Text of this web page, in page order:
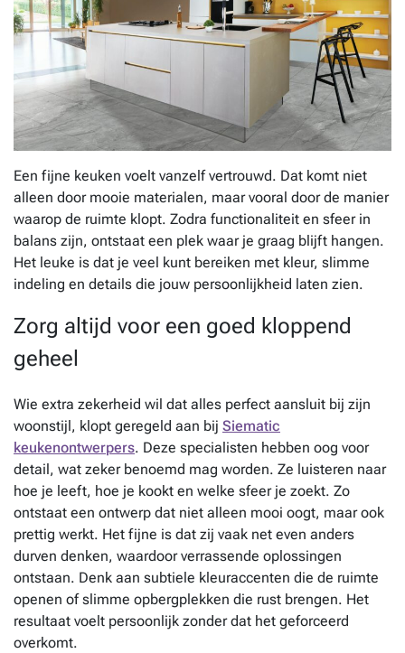
Een fijne keuken voelt vanzelf vertrouwd. Dat komt niet
alleen door mooie materialen, maar vooral door de manier
waarop de ruimte klopt. Zodra functionaliteit en sfeer in
balans zijn, ontstaat een plek waar je graag blijft hangen.
Het leuke is dat je veel kunt bereiken met kleur, slimme
indeling en details die jouw persoonlijkheid laten zien.
Zorg altijd voor een goed kloppend
geheel
Wie extra zekerheid wil dat alles perfect aansluit bij zijn
woonstijl, klopt geregeld aan bij Siematic
keukenontwerpers. Deze specialisten hebben oog voor
detail, wat zeker benoemd mag worden. Ze luisteren naar
hoe je leeft, hoe je kookt en welke sfeer je zoekt. Zo
ontstaat een ontwerp dat niet alleen mooi oogt, maar ook
prettig werkt. Het fijne is dat zij vaak net even anders
durven denken, waardoor verrassende oplossingen
ontstaan. Denk aan subtiele kleuraccenten die de ruimte
openen of slimme opbergplekken die rust brengen. Het
resultaat voelt persoonlijk zonder dat het geforceerd
overkomt.